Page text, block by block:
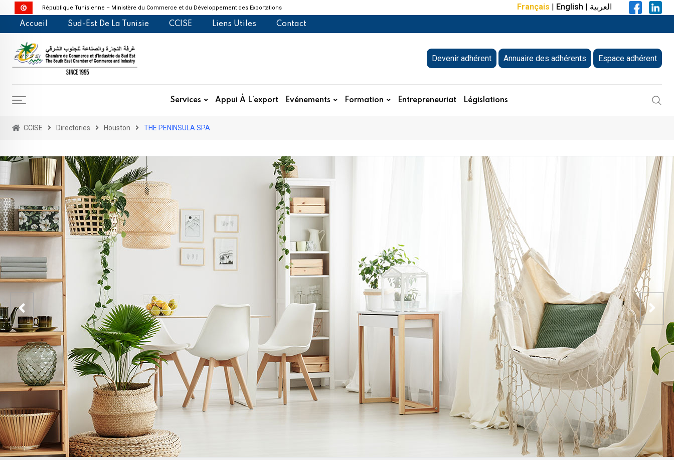
République Tunisienne – Ministère du Commerce et du Développement des Exportations Français | English | العربية
to
content
Accueil Sud-Est De La Tunisie CCISE Liens Utiles Contact
Devenir adhérent Annuaire des adhérents Espace adhérent
Services Appui À L’export Evénements Formation Entrepreneuriat Législations
CCISE Directories Houston THE PENINSULA SPA